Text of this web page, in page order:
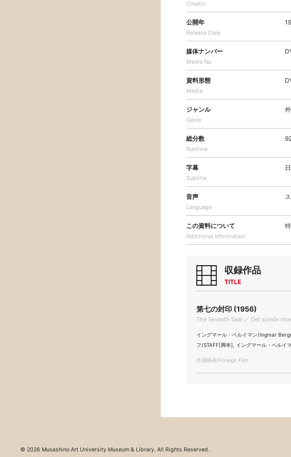
Creator
公開年
Release Date
媒体ナンバー
Media No
資料形態
Media
ジャンル
Genre
総分数
Runtime
字幕
Subtitle
音声
Language
この資料について
Additional Information
収録作品
TITLE
第七の封印 (1956)
The Seventh Seal ／ Det sjunde
イングマール・ベルイマン/Ingmar
フ/STAFF[脚本], イングマール・ベル
外国映画/Foreign Film
© 2026 Musashino Art University Museum & Library. All Rights Reserved.